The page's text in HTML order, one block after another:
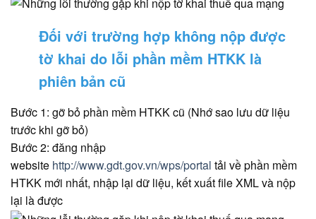
Đối với trường hợp không nộp được
tờ khai do lỗi phần mềm HTKK là
phiên bản cũ
Bước 1: gỡ bỏ phần mềm HTKK cũ (Nhớ sao lưu dữ liệu
trước khi gỡ bỏ)
Bước 2: đăng nhập
website http://www.gdt.gov.vn/wps/portal tải về phần mềm
HTKK mới nhất, nhập lại dữ liệu, kết xuất file XML và nộp
lại là được